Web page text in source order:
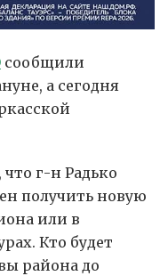
сообщили
а сегодня
г-н Радько
получить новую
или в
Кто будет
района до